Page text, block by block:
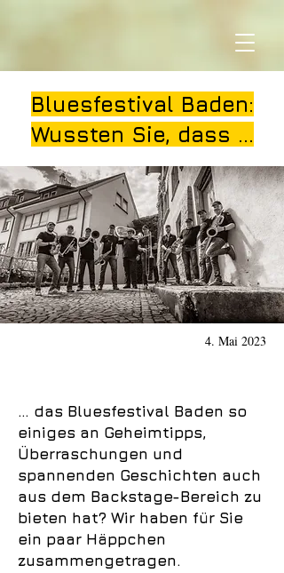
Bluesfestival Baden:
Wussten Sie, dass …
4. Mai 2023
… das Bluesfestival Baden so
einiges an Geheimtipps,
Überraschungen und
spannenden Geschichten auch
aus dem Backstage-Bereich zu
bieten hat? Wir haben für Sie
ein paar Häppchen
zusammengetragen.